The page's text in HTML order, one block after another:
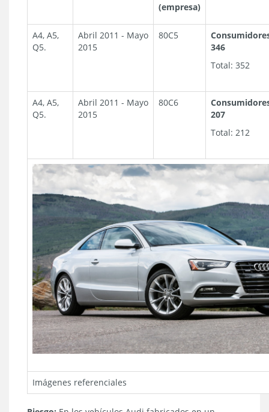
(empresa)
A4, A5,
Q5.
Abril 2011 - Mayo
2015
80C5
346
Total: 352
A4, A5,
Q5.
Abril 2011 - Mayo
2015
80C6
207
Total: 212
Imágenes referenciales